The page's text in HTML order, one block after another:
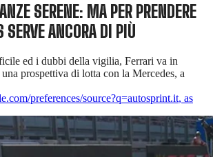
SERENE: MA PER PRENDERE
SERVE ANCORA DI PIÙ
ed i dubbi della vigilia, Ferrari va in
una prospettiva di lotta con la Mercedes, a
preferences/source?q=autosprint.it, as